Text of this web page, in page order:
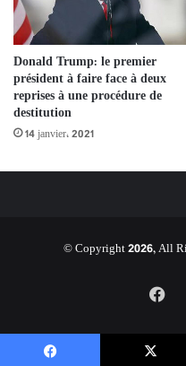
Donald Trump: le premier
président à faire face à deux
reprises à une procédure de
destitution
14 janvier، 2021
© Copyright 2026, All